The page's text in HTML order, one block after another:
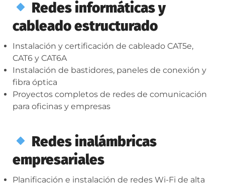
Redes informáticas y
cableado estructurado
Instalación y certificación de cableado CAT5e,
CAT6 y CAT6A
Instalación de bastidores, paneles de conexión y
fibra óptica
Proyectos completos de redes de comunicación
para oficinas y empresas
Redes inalámbricas
empresariales
Planificación e instalación de redes Wi-Fi de alta